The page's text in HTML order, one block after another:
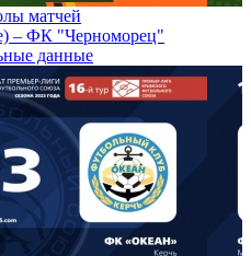
матчей
– ФК "Черноморец"
данные